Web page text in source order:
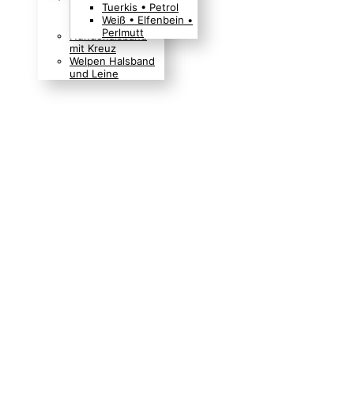
Boho Indianer
Hippie Look
Hundehalsband
mit Kreuz
Welpen Halsband
und Leine
Tuerkis • Petrol
Weiß • Elfenbein •
Perlmutt